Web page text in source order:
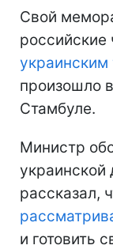
Свой
российские
украинским
произошло
Стамбуле.
Министр
украинской
рассказал,
и готовить